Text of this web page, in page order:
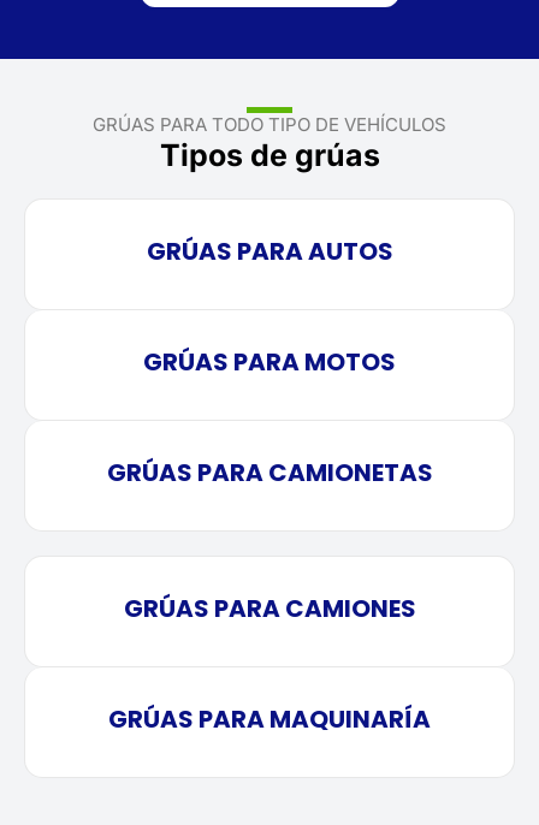
GRÚAS PARA TODO TIPO DE VEHÍCULOS
Tipos de grúas
GRÚAS PARA AUTOS
GRÚAS PARA MOTOS
GRÚAS PARA CAMIONETAS
GRÚAS PARA CAMIONES
GRÚAS PARA MAQUINARÍA